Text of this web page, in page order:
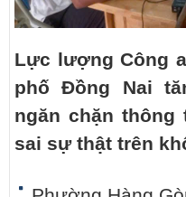
Lực lượng Công
phố Đồng Nai
ngăn chặn
sai sự thật trên